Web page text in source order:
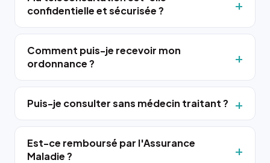
confidentielle et sécurisée ?
Comment puis-je recevoir mon
ordonnance ?
Puis-je consulter sans médecin traitant ?
Est-ce remboursé par l'Assurance
Maladie ?